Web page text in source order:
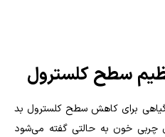
سطح کلسترول
گیاهی برای کاهش سطح کلسترول بد
خون به حالتی گفته می‌شود